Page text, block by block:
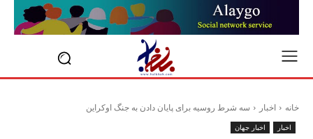
خانه اخبار سه شرط روسیه برای پایان دادن به جنگ اوکراین
اخبار اخبار جهان